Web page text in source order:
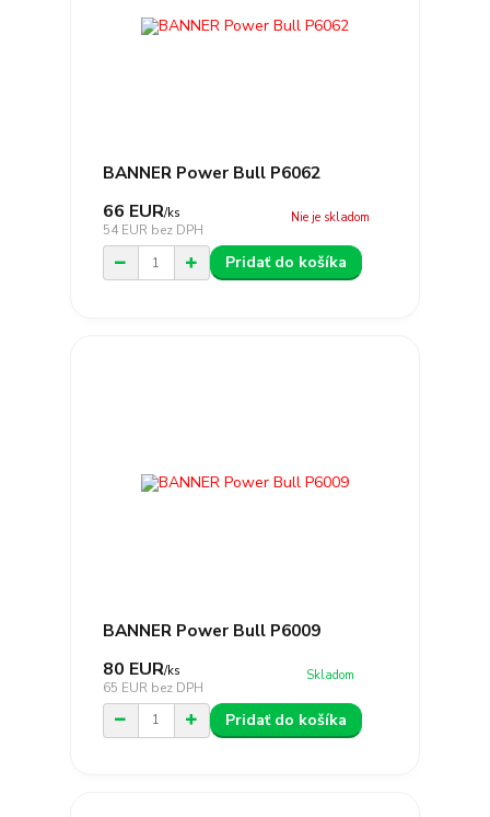
BANNER Power Bull P6062
66 EUR/ks
54 EUR bez DPH
Nie je skladom
Pridať do košíka
BANNER Power Bull P6009
80 EUR/ks
65 EUR bez DPH
Skladom
Pridať do košíka